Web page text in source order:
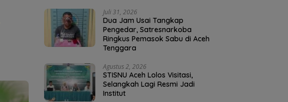
Juli 31, 2026
Dua Jam Usai Tangkap
Pengedar, Satresnarkoba
Ringkus Pemasok Sabu di Aceh
Tenggara
Agustus 2, 2026
STISNU Aceh Lolos Visitasi,
Selangkah Lagi Resmi Jadi
Institut